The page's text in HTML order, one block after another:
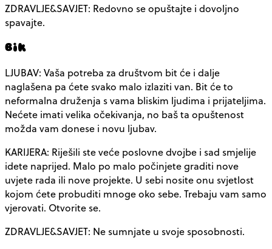
ZDRAVLJE&SAVJET: Redovno se opuštajte i dovoljno
spavajte.
Bik
LJUBAV: Vaša potreba za društvom bit će i dalje
naglašena pa ćete svako malo izlaziti van. Bit će to
neformalna druženja s vama bliskim ljudima i prijateljima.
Nećete imati velika očekivanja, no baš ta opuštenost
možda vam donese i novu ljubav.
KARIJERA: Riješili ste veće poslovne dvojbe i sad smjelije
idete naprijed. Malo po malo počinjete graditi nove
uvjete rada ili nove projekte. U sebi nosite onu svjetlost
kojom ćete probuditi mnoge oko sebe. Trebaju vam samo
vjerovati. Otvorite se.
ZDRAVLJE&SAVJET: Ne sumnjate u svoje sposobnosti.